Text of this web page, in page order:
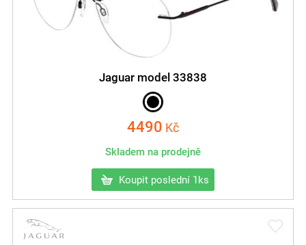
Jaguar model 33838
4490 Kč
Skladem na prodejně
Koupit poslední 1ks